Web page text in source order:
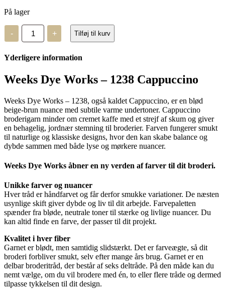
På lager
-
Weeks
Dye
Works
1238
antal
+ Tilføj til kurv
Yderligere information
Weeks Dye Works – 1238 Cappuccino
Weeks Dye Works – 1238, også kaldet Cappuccino, er en blød
beige-brun nuance med subtile varme undertoner. Cappuccino
broderigarn minder om cremet kaffe med et strejf af skum og giver
en behagelig, jordnær stemning til broderier. Farven fungerer smukt
til naturlige og klassiske designs, hvor den kan skabe balance og
dybde sammen med både lyse og mørkere nuancer.
Weeks Dye Works åbner en ny verden af farver til dit broderi.
Unikke farver og nuancer
Hver tråd er håndfarvet og får derfor smukke variationer. De næsten
usynlige skift giver dybde og liv til dit arbejde. Farvepaletten
spænder fra bløde, neutrale toner til stærke og livlige nuancer. Du
kan altid finde en farve, der passer til dit projekt.
Kvalitet i hver fiber
Garnet er blødt, men samtidig slidstærkt. Det er farveægte, så dit
broderi forbliver smukt, selv efter mange års brug. Garnet er en
delbar broderitråd, der består af seks deltråde. På den måde kan du
nemt vælge, om du vil brodere med én, to eller flere tråde og dermed
tilpasse tykkelsen til dit design.